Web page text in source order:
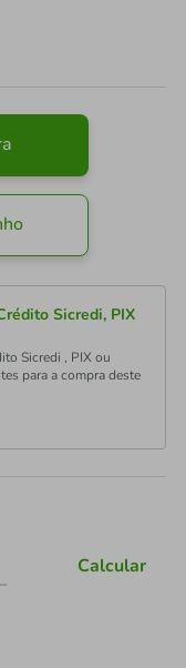
Sicredi, PIX
Sicredi , PIX ou
para a compra deste
Calcular